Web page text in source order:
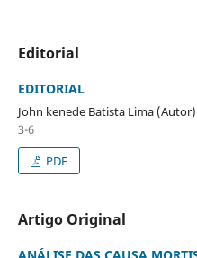
Editorial
EDITORIAL
John kenede Batista Lima (Autor)
3-6
PDF
Artigo Original